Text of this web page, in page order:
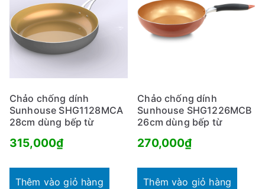
Chảo chống dính
Sunhouse SHG1128MCA
28cm dùng bếp từ
315,000₫
Thêm vào giỏ hàng
Chảo chống dính
Sunhouse SHG1226MCB
26cm dùng bếp từ
270,000₫
Thêm vào giỏ hàng